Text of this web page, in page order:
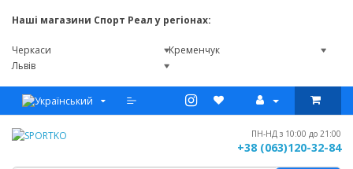
Наші магазини Спорт Реал у регіонах:
Черкаси
Кременчук
Львів
ПН-НД з 10:00 до 21:00
+38 (063)120-32-84